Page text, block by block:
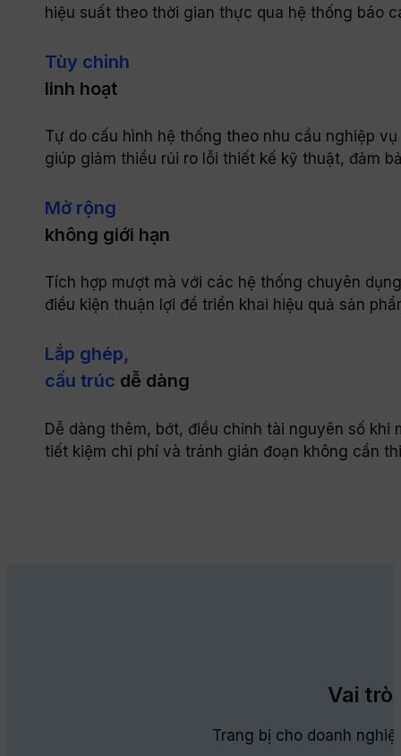
hiệu suất theo thời gian thực qua hệ thống báo
Tùy chỉnh
linh hoạt
Tự do cấu hình hệ thống theo nhu cầu nghiệp
giúp giảm thiểu rủi ro lỗi thiết kế kỹ thuật, đảm
Mở rộng
không giới hạn
Tích hợp mượt mà với các hệ thống chuyên
điều kiện thuận lợi để triển khai hiệu quả sản
Lắp ghép,
cấu trúc dễ dàng
Dễ dàng thêm, bớt, điều chỉnh tài nguyên số
tiết kiệm chi phí và tránh gián đoạn không cần
Vai trò
Trang bị cho doanh